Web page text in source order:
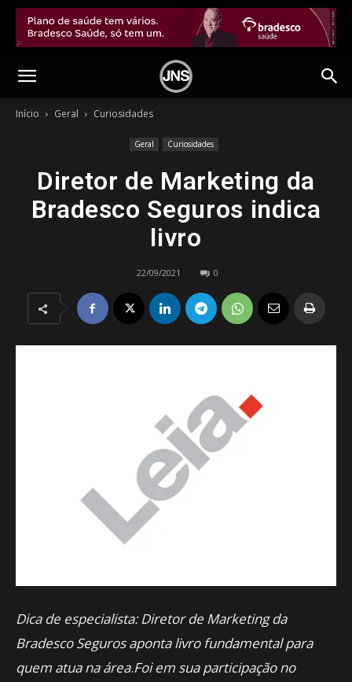
Início Geral Curiosidades
Geral Curiosidades
Diretor de Marketing da
Bradesco Seguros indica
livro
22/09/2021 0
Dica de especialista: Diretor de Marketing da
Bradesco Seguros aponta livro fundamental para
quem atua na área.Foi em sua participação no